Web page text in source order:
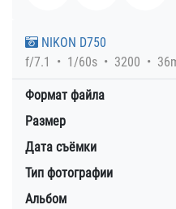
NIKON D750
f/7.1
1/60s 3200
Формат файла
Размер
Дата съёмки
Тип фотографии
Альбом